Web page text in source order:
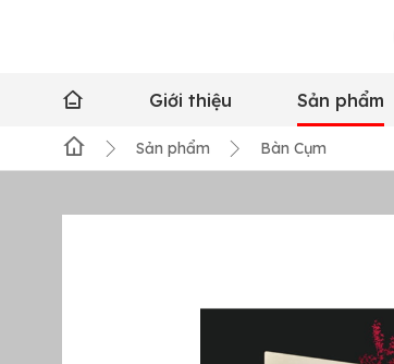
Giới thiệu Sản phẩm
Sản phẩm Bàn Cụm